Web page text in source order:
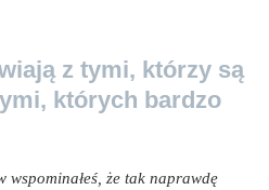
z tymi, którzy są
których bardzo
wspominałeś, że tak naprawdę